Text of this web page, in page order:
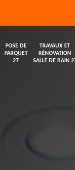
POSE DE
PARQUET
27
TRAVAUX ET
RÉNOVATION
SALLE DE BAIN